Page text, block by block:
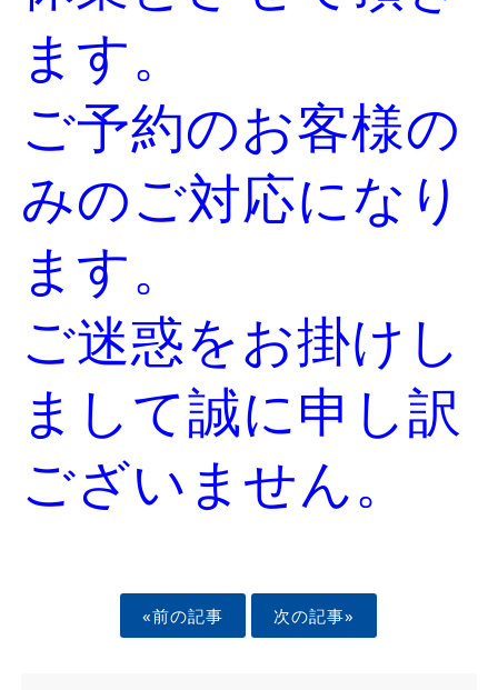
ます。
ご予約のお客様の
みのご対応になり
ます。
ご迷惑をお掛けし
まして誠に申し訳
ございません。
«前の記事 次の記事»